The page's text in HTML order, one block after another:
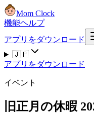
Mom Clock
機能ヘルプ
アプリをダウンロード
🇯🇵
アプリをダウンロード
イベント
旧正月の休暇